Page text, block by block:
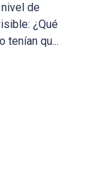
de
¿Qué
tenían qu...